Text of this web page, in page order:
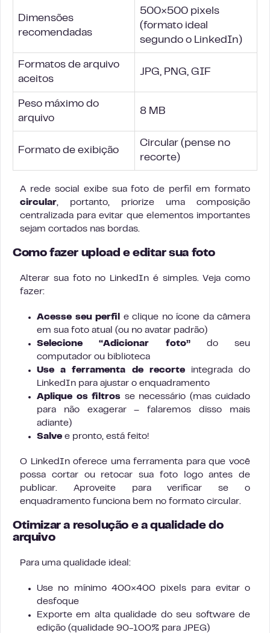
Dimensões
recomendadas
500×500 pixels
(formato ideal
segundo o LinkedIn)
Formatos de arquivo
aceitos
JPG, PNG, GIF
Peso máximo do
arquivo
8 MB
Formato de exibição
Circular (pense no
recorte)
A rede social exibe sua foto de perfil em formato
circular, portanto, priorize uma composição
centralizada para evitar que elementos importantes
sejam cortados nas bordas.
Como fazer upload e editar sua foto
Alterar sua foto no LinkedIn é simples. Veja como
fazer:
Acesse seu perfil
e clique no ícone da câmera
em sua foto atual (ou no avatar padrão)
Selecione “Adicionar foto”do seu
computador ou biblioteca
Use a ferramenta de recorteintegrada do
LinkedIn para ajustar o enquadramento
Aplique os filtros se necessário (mas cuidado
para não exagerar – falaremos disso mais
adiante)
Salve e pronto, está feito!
O LinkedIn oferece uma ferramenta para que você
possa cortar ou retocar sua foto logo antes de
publicar. Aproveite para verificar se o
enquadramento funciona bem no formato circular.
Otimizar a resolução e a qualidade do
arquivo
Para uma qualidade ideal:
Use no mínimo 400×400 pixels para evitar o
desfoque
Exporte em alta qualidade do seu software de
edição (qualidade 90-100% para JPEG)